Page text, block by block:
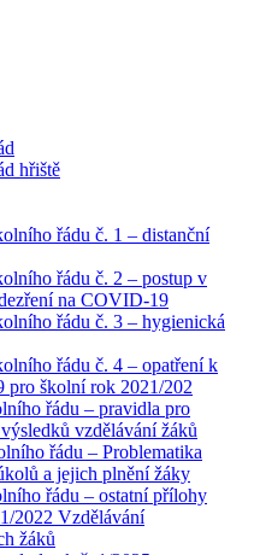
hřiště
řádu č. 1 – distanční
řádu č. 2 – postup v
na COVID-19
řádu č. 3 – hygienická
řádu č. 4 – opatření k
školní rok 2021/202
řádu – pravidla pro
vzdělávání žáků
řádu – Problematika
a jejich plnění žáky
řádu – ostatní přílohy
2022 Vzdělávání
žáků